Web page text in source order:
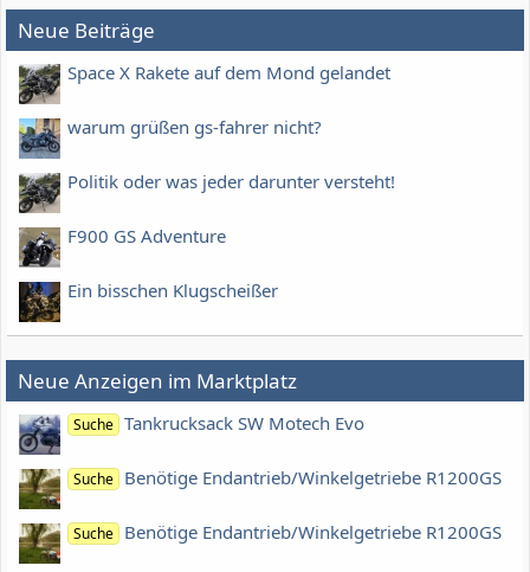
Neue Beiträge
Space X Rakete auf dem Mond gelandet
warum grüßen gs-fahrer nicht?
Politik oder was jeder darunter versteht!
F900 GS Adventure
Ein bisschen Klugscheißer
Neue Anzeigen im Marktplatz
Suche Tankrucksack SW Motech Evo
Suche Benötige Endantrieb/Winkelgetriebe R1200GS
Suche Benötige Endantrieb/Winkelgetriebe R1200GS